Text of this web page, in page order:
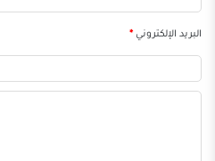
البريد الإلكتروني*